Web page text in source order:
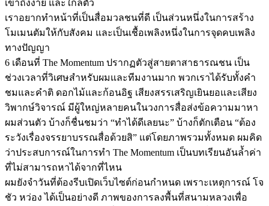
เข้าถึงง่าย และใกล้ตัว
เราอยากทำหน้าที่เป็นสื่อมวลชนที่ดี เป็นส่วนหนึ่งในการสร้าง
โมเมนตัมให้กับสังคม และเป็นเชื้อเพลิงหนึ่งในการจุดคบเพลิง
ทางปัญญา
6 เดือนที่ The Momentum ปรากฏตัวสู่สายตาสาธารณชน เป็น
ช่วงเวลาที่วิเศษสำหรับผมและทีมงานมาก พวกเราได้รับทั้งคำ
ชมและคำติ ดอกไม้และก้อนอิฐ เสียงสรรเสริญเยินยอและเสียง
วิพากษ์วิจารณ์ มีผู้ใหญ่หลายคนในวงการสื่อส่งข้อความมาหา
ผมส่วนตัว บ้างก็ชื่นชมว่า “ทำได้ดีเลยนะ” บ้างก็ตักเตือน “ต้อง
ระวังเรื่องจรรยาบรรณสื่อด้วยสิ” แต่โดยภาพรวมทั้งหมด ผมคิด
ว่าประสบการณ์ในการทำ The Momentum เป็นบทเรียนอันล้ำค่า
ที่ไม่สามารถหาได้จากที่ไหน
ผมยังจำวันที่ต้องรีบเปิดเว็บไซต์ก่อนกำหนด เพราะเหตุการณ์ โจ
ชัว หว่อง ได้เป็นอย่างดี ภาพของการลงพื้นที่สนามหลวงเพื่อ